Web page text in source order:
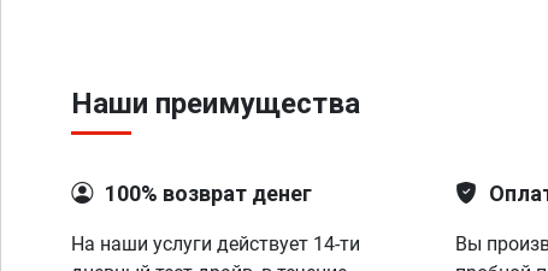
Наши преимущества
100% возврат денег
На наши услуги действует 14-ти
Вы